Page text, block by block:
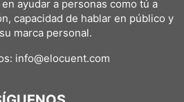
ayudar a personas como tú a
capacidad de hablar en público y
marca personal.
info@elocuent.com